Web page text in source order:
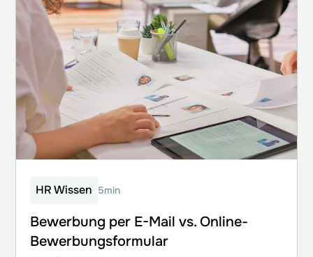
HR Wissen 5min
Bewerbung per E-Mail vs. Online-
Bewerbungsformular